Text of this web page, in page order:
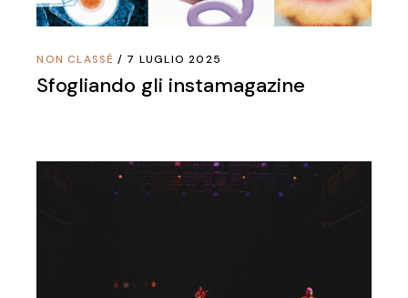
NON CLASSÉ 7 LUGLIO 2025
Sfogliando gli instamagazine